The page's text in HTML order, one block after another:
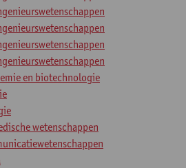
en biotechnologie
wetenschappen